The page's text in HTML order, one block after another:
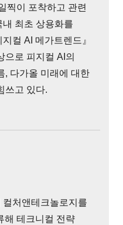
찍이 포착하고 관련
최초 상용화를
컬 AI 메가트렌드』
으로 피지컬 AI의
, 다가올 미래에 대한
쓰고 있다.
처앤테크놀로지를
해 테크니컬 전략